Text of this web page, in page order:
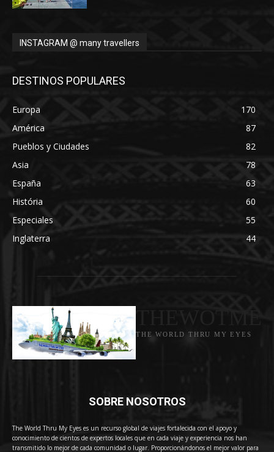
INSTAGRAM @ many travellers
DESTINOS POPULARES
Europa
170
América
87
Pueblos y Ciudades
82
Asia
78
España
63
História
60
Especiales
55
Inglaterra
44
THE WORLD THRU MY EYES
SOBRE NOSOTROS
The World Thru My Eyes es un recurso global de viajes fortalecida con el apoyo y
conocimiento de cientos de expertos locales que en cada viaje y experiencia nos han
transmitido lo mejor de cada comunidad o lugar. Proporcionándonos el mejor valor para